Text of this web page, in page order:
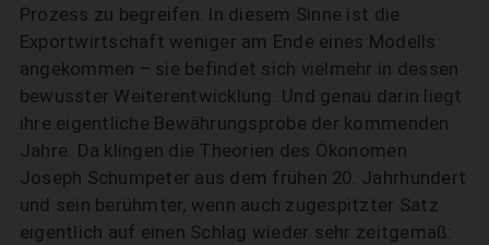
Prozess zu begreifen. In diesem Sinne ist die
Exportwirtschaft weniger am Ende eines Modells
angekommen – sie befindet sich vielmehr in dessen
bewusster Weiterentwicklung. Und genau darin liegt
ihre eigentliche Bewährungsprobe der kommenden
Jahre. Da klingen die Theorien des Ökonomen
Joseph Schumpeter aus dem frühen 20. Jahrhundert
und sein berühmter, wenn auch zugespitzter Satz
eigentlich auf einen Schlag wieder sehr zeitgemäß: